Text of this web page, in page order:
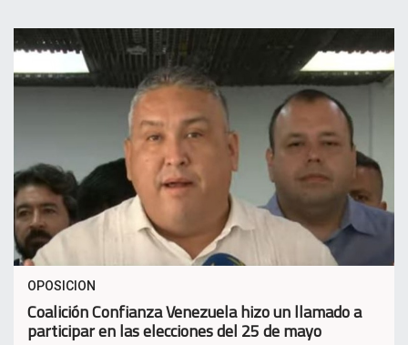
OPOSICION
Coalición Confianza Venezuela hizo un llamado a
participar en las elecciones del 25 de mayo